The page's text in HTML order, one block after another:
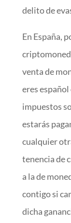
delito de
En España,
venta de
eres
impuestos
estarás
cualquier
tenencia de
a la de
contigo si
dicha